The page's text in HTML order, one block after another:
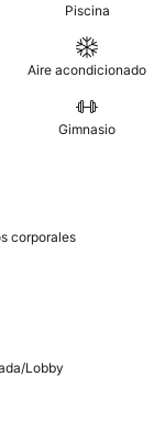
Piscina
Aire acondicionado
Gimnasio
corporales
Lobby